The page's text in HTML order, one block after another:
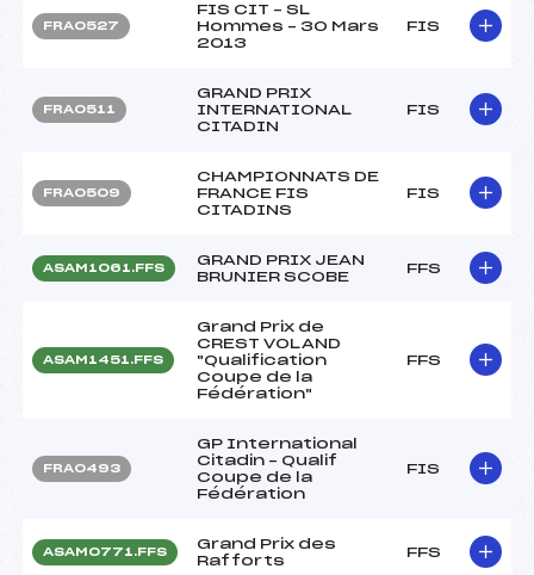
FRA0527
FIS CIT – SL
Hommes – 30 Mars
2013
FIS
FRA0511
GRAND PRIX
INTERNATIONAL
CITADIN
FIS
FRA0509
CHAMPIONNATS DE
FRANCE FIS
CITADINS
FIS
ASAM1061.FFS
GRAND PRIX JEAN
BRUNIER SCOBE
FFS
ASAM1451.FFS
Grand Prix de
CREST VOLAND
"Qualification
Coupe de la
Fédération"
FFS
FRA0493
GP International
Citadin – Qualif
Coupe de la
Fédération
FIS
ASAM0771.FFS
Grand Prix des
Rafforts
FFS